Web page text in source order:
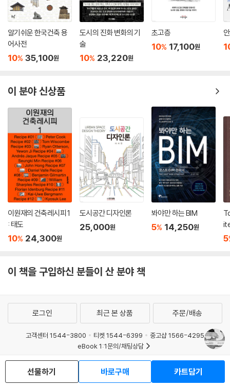
알기쉬운 한국건축 용
어사전
10% 35,100원
도시의 진화 변화의 기
술
10% 23,220원
초고층
10% 17,100원
이 분야 신상품
이원재의 건축레시피 1
: 태도
10% 24,300원
도시공간 디자인론
25,000원
봐야만 하는 BIM
5% 14,250원
s
5
이 책을 구입하신 분들이 산 분야 책
선물하기 바로구매 카트담기
로그인 최근 본 상품 주문/배송
고객센터 1544-3800 티켓 1544-6399
중고샵 1566-4295
eBook 1:1문의/채팅상담
예스이십사(주) 사업자 정보
이용약관
개인정보처리방침
청소년보호정책